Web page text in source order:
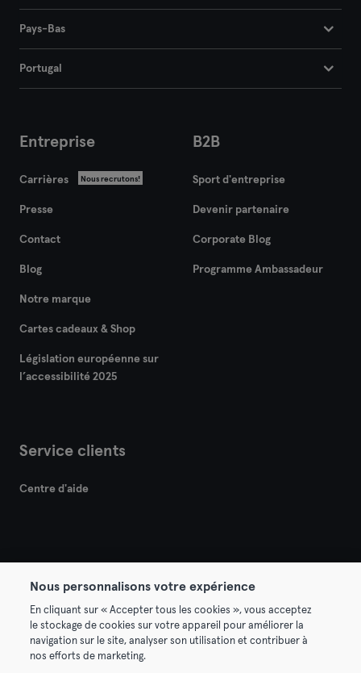
Pays-Bas
Portugal
Entreprise
Carrières Nous recrutons!
Presse
Contact
Blog
Notre marque
Cartes cadeaux & Shop
Législation européenne sur
l’accessibilité 2025
B2B
Sport d'entreprise
Devenir partenaire
Corporate Blog
Programme Ambassadeur
Service clients
Centre d'aide
Conditions générales Politique de confidentialité
Mentions légales Résilier les contrats ici
Nous personnalisons votre expérience
En cliquant sur « Accepter tous les cookies », vous acceptez
le stockage de cookies sur votre appareil pour améliorer la
navigation sur le site, analyser son utilisation et contribuer à
nos efforts de marketing.